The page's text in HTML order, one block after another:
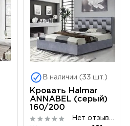
В наличии (33 шт.)
Кровать Halmar
ANNABEL (серый)
160/200